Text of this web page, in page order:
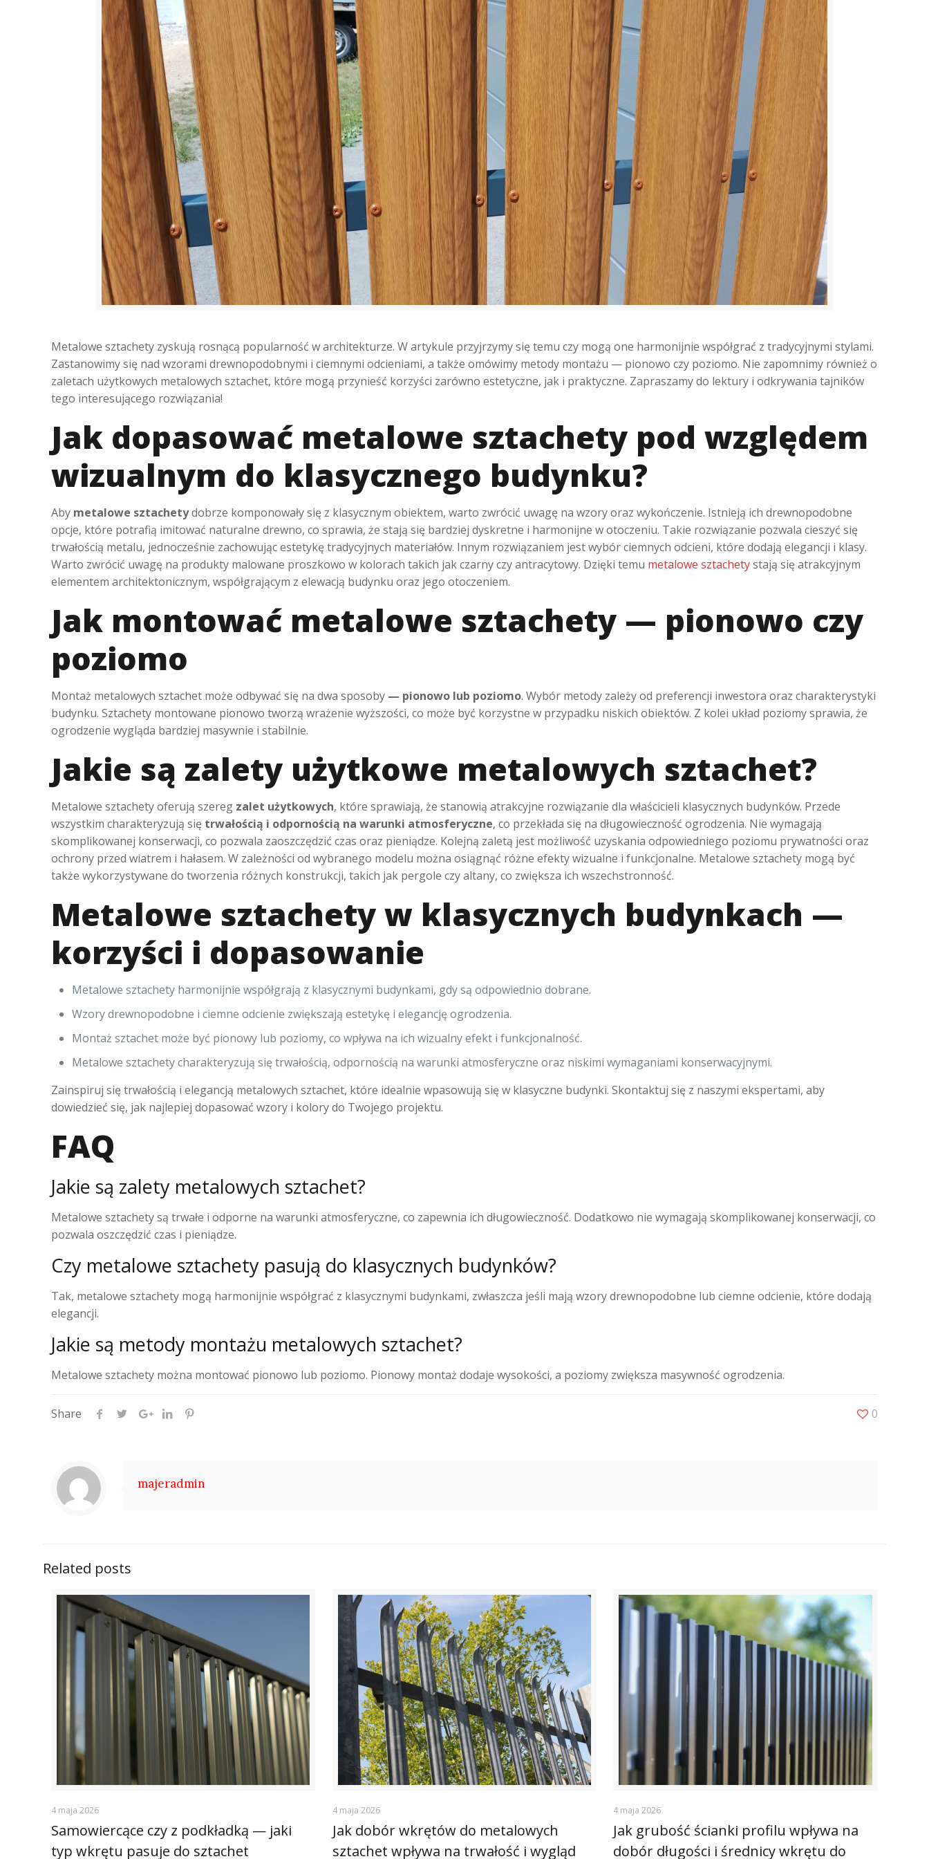
Metalowe sztachety zyskują rosnącą popularność w architekturze. W artykule przyjrzymy się temu czy mogą one harmonijnie współgrać z tradycyjnymi stylami.
Zastanowimy się nad wzorami drewnopodobnymi i ciemnymi odcieniami, a także omówimy metody montażu — pionowo czy poziomo. Nie zapomnimy również o
zaletach użytkowych metalowych sztachet, które mogą przynieść korzyści zarówno estetyczne, jak i praktyczne. Zapraszamy do lektury i odkrywania tajników
tego interesującego rozwiązania!
Jak dopasować metalowe sztachety pod względem
wizualnym do klasycznego budynku?
Aby metalowe sztachetydobrze komponowały się z klasycznym obiektem, warto zwrócić uwagę na wzory oraz wykończenie. Istnieją ich drewnopodobne
opcje, które potrafią imitować naturalne drewno, co sprawia, że stają się bardziej dyskretne i harmonijne w otoczeniu. Takie rozwiązanie pozwala cieszyć się
trwałością metalu, jednocześnie zachowując estetykę tradycyjnych materiałów. Innym rozwiązaniem jest wybór ciemnych odcieni, które dodają elegancji i klasy.
Warto zwrócić uwagę na produkty malowane proszkowo w kolorach takich jak czarny czy antracytowy. Dzięki temu metalowe sztachetystają się atrakcyjnym
elementem architektonicznym, współgrającym z elewacją budynku oraz jego otoczeniem.
Jak montować metalowe sztachety — pionowo czy
poziomo
Montaż metalowych sztachet może odbywać się na dwa sposoby — pionowo lub poziomo. Wybór metody zależy od preferencji inwestora oraz charakterystyki
budynku. Sztachety montowane pionowo tworzą wrażenie wyższości, co może być korzystne w przypadku niskich obiektów. Z kolei układ poziomy sprawia, że
ogrodzenie wygląda bardziej masywnie i stabilnie.
Jakie są zalety użytkowe metalowych sztachet?
Metalowe sztachety oferują szereg zalet użytkowych, które sprawiają, że stanowią atrakcyjne rozwiązanie dla właścicieli klasycznych budynków. Przede
wszystkim charakteryzują się trwałością i odpornością na warunki atmosferyczne, co przekłada się na długowieczność ogrodzenia. Nie wymagają
skomplikowanej konserwacji, co pozwala zaoszczędzić czas oraz pieniądze. Kolejną zaletą jest możliwość uzyskania odpowiedniego poziomu prywatności oraz
ochrony przed wiatrem i hałasem. W zależności od wybranego modelu można osiągnąć różne efekty wizualne i funkcjonalne. Metalowe sztachety mogą być
także wykorzystywane do tworzenia różnych konstrukcji, takich jak pergole czy altany, co zwiększa ich wszechstronność.
Metalowe sztachety w klasycznych budynkach —
korzyści i dopasowanie
Metalowe sztachety harmonijnie współgrają z klasycznymi budynkami, gdy są odpowiednio dobrane.
Wzory drewnopodobne i ciemne odcienie zwiększają estetykę i elegancję ogrodzenia.
Montaż sztachet może być pionowy lub poziomy, co wpływa na ich wizualny efekt i funkcjonalność.
Metalowe sztachety charakteryzują się trwałością, odpornością na warunki atmosferyczne oraz niskimi wymaganiami konserwacyjnymi.
Zainspiruj się trwałością i elegancją metalowych sztachet, które idealnie wpasowują się w klasyczne budynki. Skontaktuj się z naszymi ekspertami, aby
dowiedzieć się, jak najlepiej dopasować wzory i kolory do Twojego projektu.
FAQ
Jakie są zalety metalowych sztachet?
Metalowe sztachety są trwałe i odporne na warunki atmosferyczne, co zapewnia ich długowieczność. Dodatkowo nie wymagają skomplikowanej konserwacji, co
pozwala oszczędzić czas i pieniądze.
Czy metalowe sztachety pasują do klasycznych budynków?
Tak, metalowe sztachety mogą harmonijnie współgrać z klasycznymi budynkami, zwłaszcza jeśli mają wzory drewnopodobne lub ciemne odcienie, które dodają
elegancji.
Jakie są metody montażu metalowych sztachet?
Metalowe sztachety można montować pionowo lub poziomo. Pionowy montaż dodaje wysokości, a poziomy zwiększa masywność ogrodzenia.
Share 0
majeradmin
Related posts
4 maja 2026
Samowiercące czy z podkładką — jaki
typ wkrętu pasuje do sztachet
4 maja 2026
Jak dobór wkrętów do metalowych
sztachet wpływa na trwałość i wygląd
4 maja 2026
Jak grubość ścianki profilu wpływa na
dobór długości i średnicy wkrętu do